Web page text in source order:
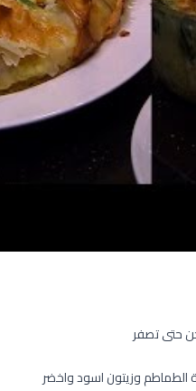
حتى تصفر
وزيتون اسود واخضر